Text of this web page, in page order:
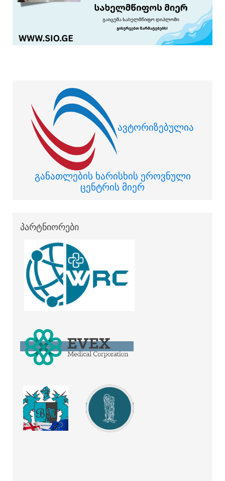
ავტორიზებულია
განათლების ხარისხის ეროვნული
ცენტრის მიერ
პარტნიორები